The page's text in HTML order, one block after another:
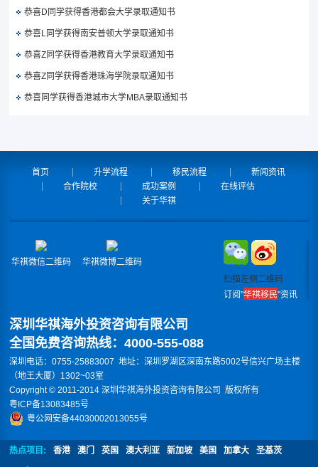
恭喜D同学获得香港都会大学录取通知书
恭喜L同学获得南安普顿大学录取通知书
恭喜Z同学获得香港教育大学录取通知书
恭喜Z同学获得香港珠海学院录取通知书
恭喜同学获得香港城市大学MBA录取通知书
首页 升学流程 移民流程
新闻资讯
合作院校
成功案例
在线评估
关于华祺
华祺微信二维码
华祺微博二维码
扫描左侧二维码
订阅"华祺移民"资讯
深圳华祺海外投资咨询有限公司
全国免费咨询热线：4000-555-088
深圳电话：0755-25883007 地址：深圳罗湖区深南东路5002号信兴广场主楼
（地王大厦）1302~03室
Copyright © 2011-2014 深圳华祺海外投资咨询有限公司 版权所有
粤ICP备13083485号
粤公网安备44030002013055号
热点项目: 香港 澳门 英国 澳大利亚 新加坡 美国 加拿大 圣基茨